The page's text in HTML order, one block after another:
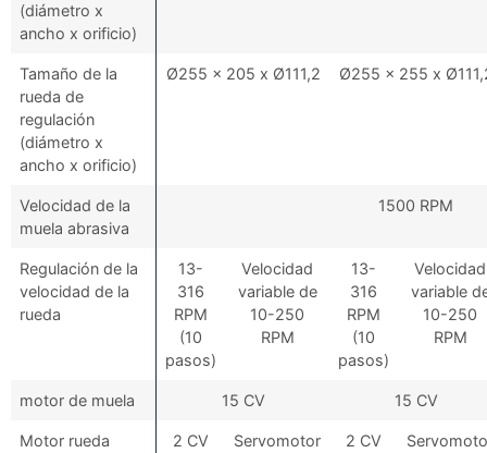
(diámetro x
ancho x orificio)
Tamaño de la
rueda de
regulación
(diámetro x
ancho x orificio)
Ø255 x 205 x Ø111,2 Ø255 x 255 x
Velocidad de la
muela abrasiva
1500 RPM
Regulación de la
velocidad de la
rueda
13-
316
RPM
(10
pasos)
Velocidad
variable de
10-250
RPM
13-
316
RPM
(10
pasos)
Velocidad
variable
10-250
RPM
motor de muela 15 CV 15 CV
Motor rueda
2 CV
Servomotor
2 CV